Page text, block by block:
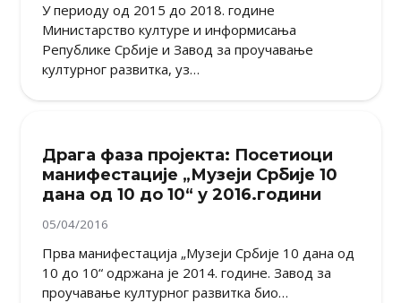
У периоду од 2015 до 2018. године
Министарство културе и информисања
Републике Србије и Завод за проучавање
културног развитка, уз…
Драга фаза пројекта: Посетиоци
манифестације „Музеји Србије 10
дана од 10 до 10“ у 2016.години
05/04/2016
Прва манифестација „Музеји Србије 10 дана од
10 до 10“ одржана је 2014. године. Завод за
проучавање културног развитка био…